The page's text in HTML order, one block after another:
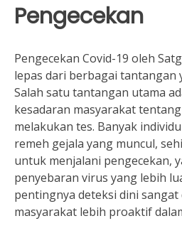
Pengecekan
Pengecekan Covid-19 oleh
lepas dari berbagai tantangan
Salah satu tantangan utama
kesadaran masyarakat
melakukan tes. Banyak
remeh gejala yang muncul,
untuk menjalani pengecekan,
penyebaran virus yang lebih
pentingnya deteksi dini
masyarakat lebih proaktif